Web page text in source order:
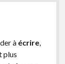
à écrire,
plus